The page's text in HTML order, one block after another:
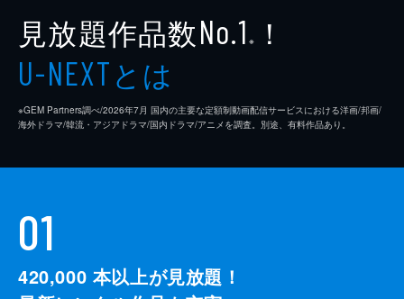
見放題作品数No.1 ※ ！
U-NEXTとは
※GEM Partners調べ/2026年7⽉ 国内の主要な定額制動画配信サービスにおける洋画/邦画/
海外ドラマ/韓流・アジアドラマ/国内ドラマ/アニメを調査。別途、有料作品あり。
01
420,000 本以上が見放題！